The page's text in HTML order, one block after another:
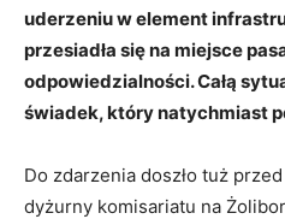
uderzeniu w element
przesiadła się na miejsce
odpowiedzialności. Całą
świadek, który natychmiast
Do zdarzenia doszło tuż
dyżurny komisariatu na